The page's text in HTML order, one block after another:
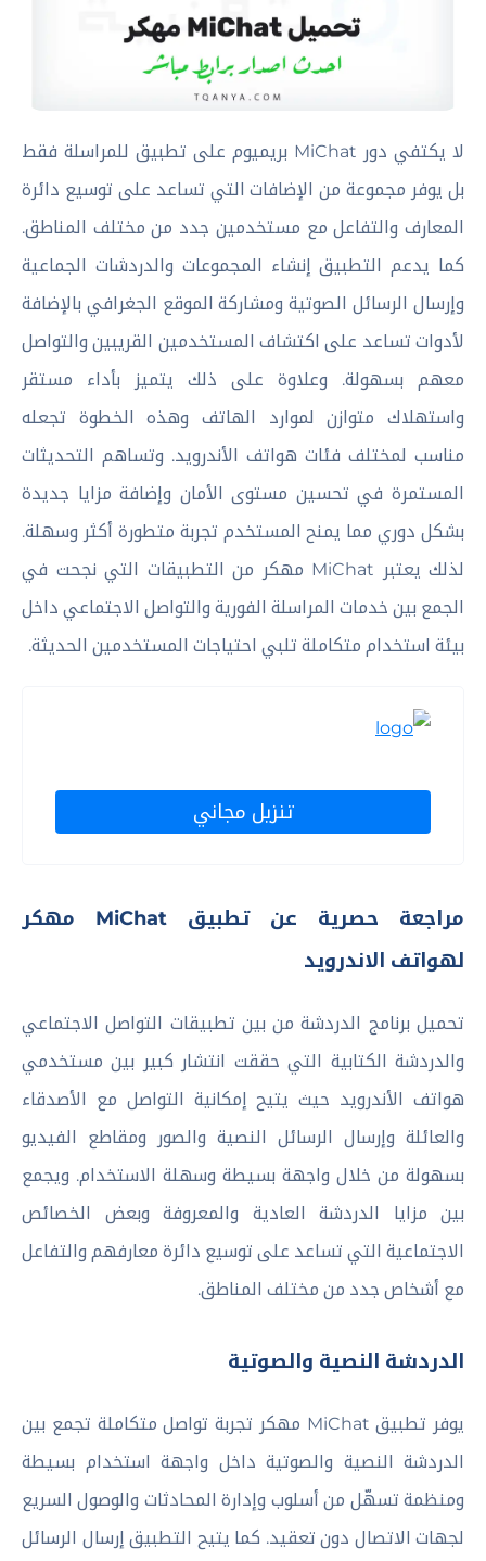
لا يكتفي دور MiChat بريميوم على تطبيق للمراسلة فقط
بل يوفر مجموعة من الإضافات التي تساعد على توسيع دائرة
المعارف والتفاعل مع مستخدمين جدد من مختلف المناطق.
كما يدعم التطبيق إنشاء المجموعات والدردشات الجماعية
وإرسال الرسائل الصوتية ومشاركة الموقع الجغرافي بالإضافة
لأدوات تساعد على اكتشاف المستخدمين القريبين والتواصل
معهم بسهولة. وعلاوة على ذلك يتميز بأداء مستقر
واستهلاك متوازن لموارد الهاتف وهذه الخطوة تجعله
مناسب لمختلف فئات هواتف الأندرويد. وتساهم التحديثات
المستمرة في تحسين مستوى الأمان وإضافة مزايا جديدة
بشكل دوري مما يمنح المستخدم تجربة متطورة أكثر وسهلة.
لذلك يعتبر MiChat مهكر من التطبيقات التي نجحت في
الجمع بين خدمات المراسلة الفورية والتواصل الاجتماعي داخل
بيئة استخدام متكاملة تلبي احتياجات المستخدمين الحديثة.
تنزيل مجاني
مراجعة حصرية عن تطبيق MiChat مهكر
لهواتف الاندرويد
تحميل برنامج الدردشة من بين تطبيقات التواصل الاجتماعي
والدردشة الكتابية التي حققت انتشار كبير بين مستخدمي
هواتف الأندرويد حيث يتيح إمكانية التواصل مع الأصدقاء
والعائلة وإرسال الرسائل النصية والصور ومقاطع الفيديو
بسهولة من خلال واجهة بسيطة وسهلة الاستخدام. ويجمع
بين مزايا الدردشة العادية والمعروفة وبعض الخصائص
الاجتماعية التي تساعد على توسيع دائرة معارفهم والتفاعل
مع أشخاص جدد من مختلف المناطق.
الدردشة النصية والصوتية
يوفر تطبيق MiChat مهكر تجربة تواصل متكاملة تجمع بين
الدردشة النصية والصوتية داخل واجهة استخدام بسيطة
ومنظمة تسهّل من أسلوب وإدارة المحادثات والوصول السريع
لجهات الاتصال دون تعقيد. كما يتيح التطبيق إرسال الرسائل